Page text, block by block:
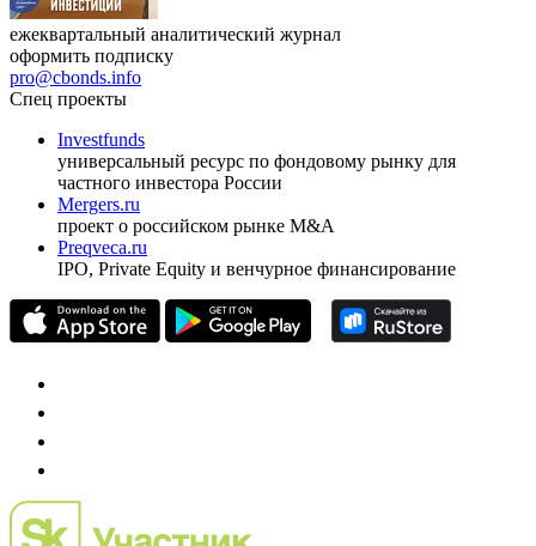
ежеквартальный аналитический журнал
оформить подписку
pro@cbonds.info
Спец проекты
Investfunds
универсальный ресурс по фондовому рынку для
частного инвестора России
Mergers.ru
проект о российском рынке M&A
Preqveca.ru
IPO, Private Equity и венчурное финансирование